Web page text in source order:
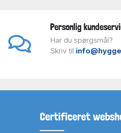
Personlig
Har du spørgsmål?
Skriv til
Certificeret